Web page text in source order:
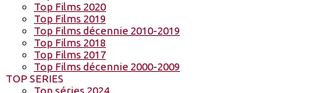
Top Films 2020
Top Films 2019
Top Films décennie 2010-2019
Top Films 2018
Top Films 2017
Top Films décennie 2000-2009
TOP SERIES
Top séries 2024